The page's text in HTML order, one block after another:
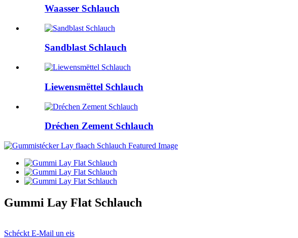
Waasser Schlauch
Sandblast Schlauch
Liewensmëttel Schlauch
Dréchen Zement Schlauch
Gummi Lay Flat Schlauch
Schéckt E-Mail un eis